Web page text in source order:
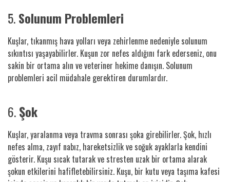
5.Solunum Problemleri
Kuşlar, tıkanmış hava yolları veya zehirlenme nedeniyle solunum
sıkıntısı yaşayabilirler. Kuşun zor nefes aldığını fark ederseniz, onu
sakin bir ortama alın ve veteriner hekime danışın. Solunum
problemleri acil müdahale gerektiren durumlardır.
6.Şok
Kuşlar, yaralanma veya travma sonrası şoka girebilirler. Şok, hızlı
nefes alma, zayıf nabız, hareketsizlik ve soğuk ayaklarla kendini
gösterir. Kuşu sıcak tutarak ve stresten uzak bir ortama alarak
şokun etkilerini hafifletebilirsiniz. Kuşu, bir kutu veya taşıma kafesi